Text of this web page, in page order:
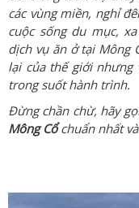
các vùng miền, nghỉ
cuộc sống du mục,
dịch vụ ăn ở tại Mông
lại của thế giới nhưng
trong suốt hành trình.
Đừng chần chừ, hãy
Mông Cổchuẩn nhất